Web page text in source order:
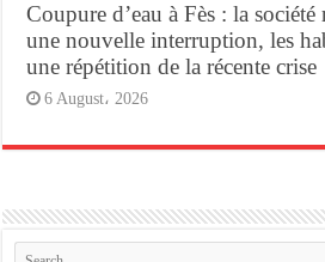
Coupure d’eau à Fès : la
une nouvelle interruption, les
une répétition de la récente crise
6 August، 2026